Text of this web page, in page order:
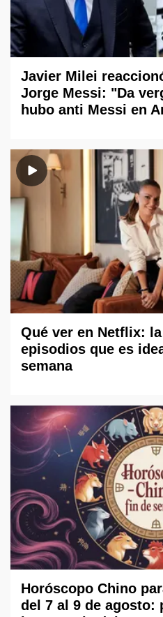
Javier Milei
Jorge Messi: "Da
hubo anti Messi en
Qué ver en Netflix:
episodios que es
semana
Horóscopo Chino
del 7 al 9 de agosto: